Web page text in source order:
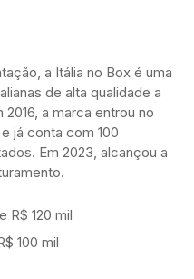
a Itália no Box é uma
de alta qualidade a
a marca entrou no
já conta com 100
Em 2023, alcançou a
R$ 120 mil
100 mil